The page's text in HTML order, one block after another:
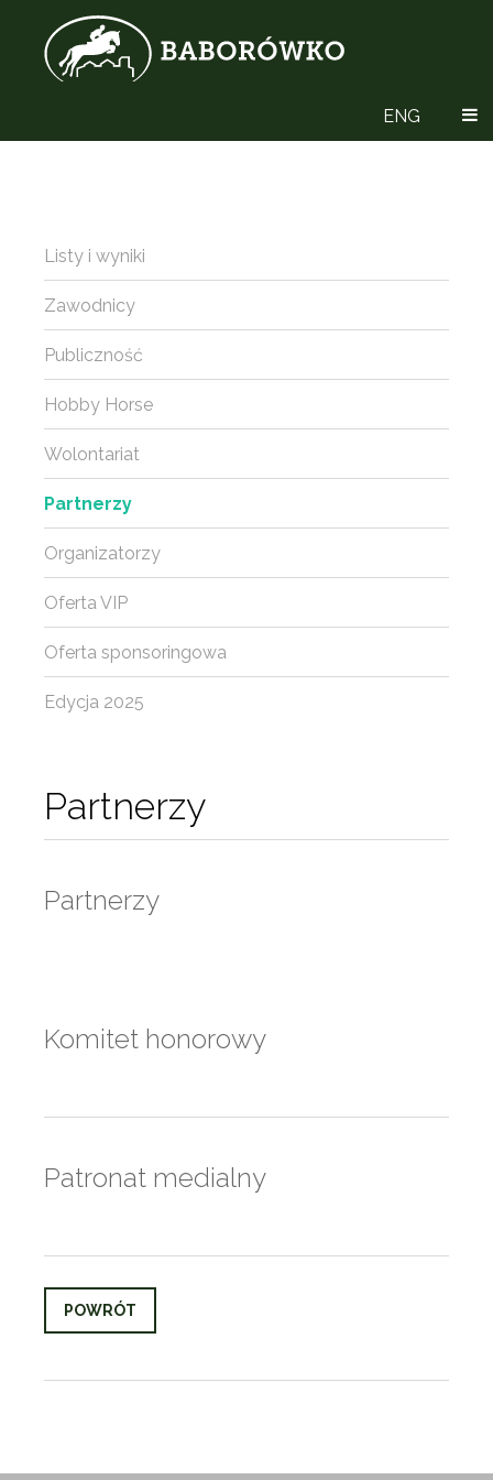
ENG
Partnerzy
Partnerzy
Komitet honorowy
Patronat medialny
POWRÓT
Listy i wyniki
Zawodnicy
Publiczność
Hobby Horse
Wolontariat
Partnerzy
Organizatorzy
Oferta VIP
Oferta sponsoringowa
Edycja 2025